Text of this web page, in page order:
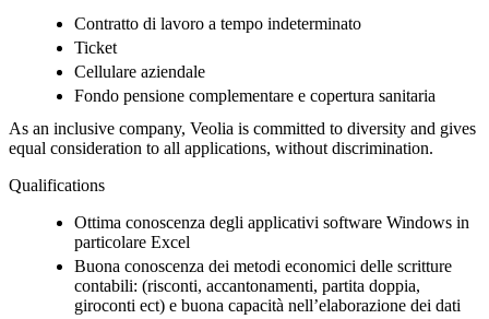
Contratto di lavoro a tempo indeterminato
Ticket
Cellulare aziendale
Fondo pensione complementare e copertura sanitaria
As an inclusive company, Veolia is committed to diversity and gives
equal consideration to all applications, without discrimination.
Qualifications
Ottima conoscenza degli applicativi software Windows in
particolare Excel
Buona conoscenza dei metodi economici delle scritture
contabili: (risconti, accantonamenti, partita doppia,
giroconti ect) e buona capacità nell’elaborazione dei dati